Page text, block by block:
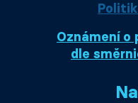
Oznámení o
dle